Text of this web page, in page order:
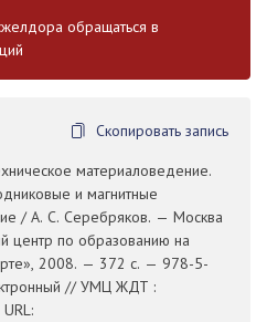
обращаться в
Скопировать запись
материаловедение.
и магнитные
/ А. С. Серебряков. — Москва
центр по образованию на
2008. — 372 с. — 978-5-
// УМЦ ЖДТ :